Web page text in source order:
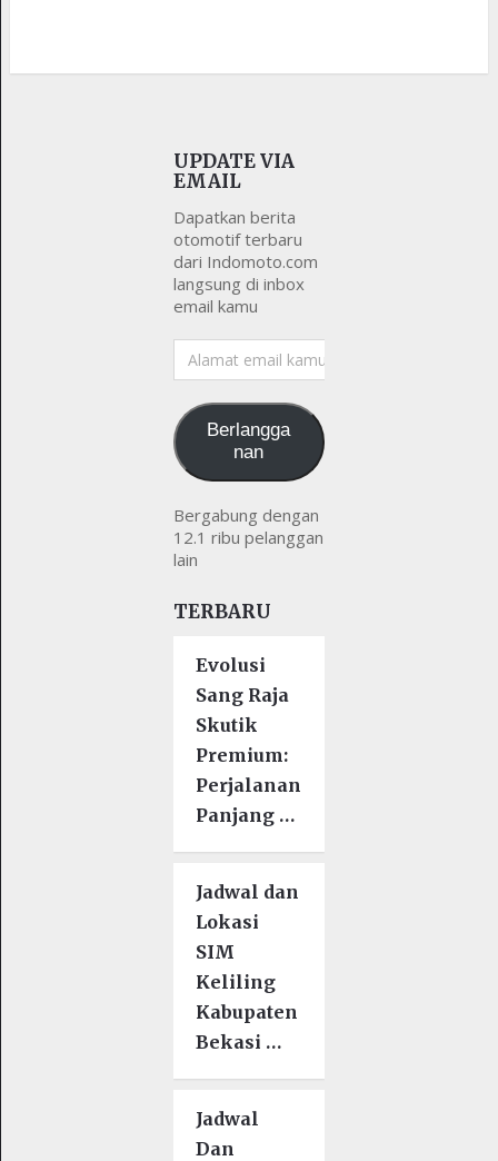
UPDATE VIA
EMAIL
Dapatkan berita
otomotif terbaru
dari Indomoto.com
langsung di inbox
email kamu
Alamat
email
Berlangga
nan
Bergabung dengan
12.1 ribu pelanggan
lain
TERBARU
Evolusi
Sang Raja
Skutik
Premium:
Perjalanan
Panjang …
Jadwal dan
Lokasi
SIM
Keliling
Kabupaten
Bekasi …
Jadwal
Dan